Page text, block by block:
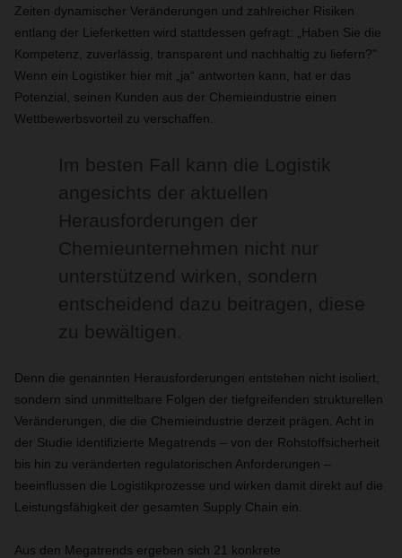
Zeiten dynamischer Veränderungen und zahlreicher Risiken
entlang der Lieferketten wird stattdessen gefragt: „Haben Sie die
Kompetenz, zuverlässig, transparent und nachhaltig zu liefern?"
Wenn ein Logistiker hier mit „ja“ antworten kann, hat er das
Potenzial, seinen Kunden aus der Chemieindustrie einen
Wettbewerbsvorteil zu verschaffen.
Im besten Fall kann die Logistik
angesichts der aktuellen
Herausforderungen der
Chemieunternehmen nicht nur
unterstützend wirken, sondern
entscheidend dazu beitragen, diese
zu bewältigen.
Denn die genannten Herausforderungen entstehen nicht isoliert,
sondern sind unmittelbare Folgen der tiefgreifenden strukturellen
Veränderungen, die die Chemieindustrie derzeit prägen. Acht in
der Studie identifizierte Megatrends – von der Rohstoffsicherheit
bis hin zu veränderten regulatorischen Anforderungen –
beeinflussen die Logistikprozesse und wirken damit direkt auf die
Leistungsfähigkeit der gesamten Supply Chain ein.
Aus den Megatrends ergeben sich 21 konkrete